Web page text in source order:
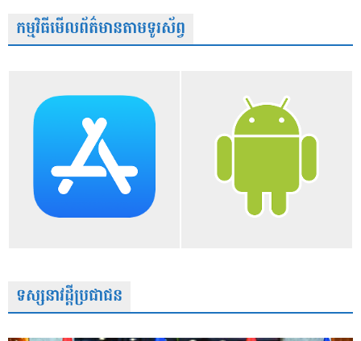
កម្មវិធីមើលព័ត៌មានតាមទូរស័ព្វ
ទស្សនាវដ្តីប្រជាជន